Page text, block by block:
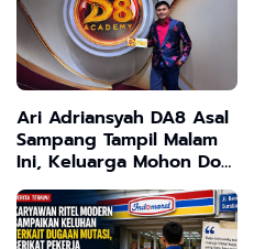
Ari Adriansyah DA8 Asal
Sampang Tampil Malam
Ini, Keluarga Mohon Doa
dan Dukungan
Masyarakat Madura